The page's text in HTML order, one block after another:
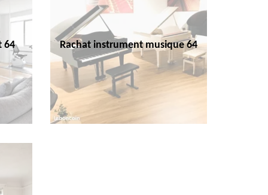
64 Rachat instrument musique 64